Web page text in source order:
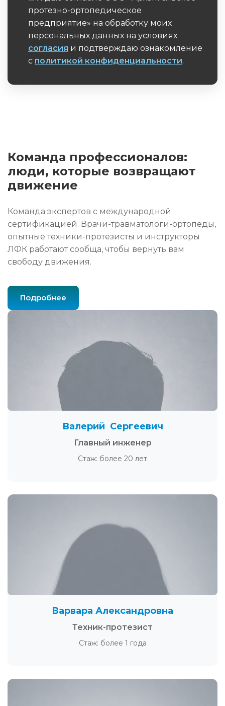
протезно-ортопедическое
предприятие» на обработку моих
персональных данных на условиях
согласия и подтверждаю ознакомление
с политикой конфиденциальности.
Команда профессионалов:
люди, которые возвращают
движение
Команда экспертов с международной
сертификацией. Врачи-травматологи-ортопеды,
опытные техники-протезисты и инструкторы
ЛФК работают сообща, чтобы вернуть вам
свободу движения.
Подробнее
Валерий Сергеевич
Главный инженер
Стаж: более 20 лет
Варвара Александровна
Техник-протезист
Стаж: более 1 года